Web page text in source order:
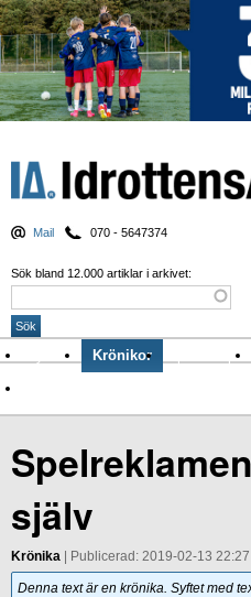
Mail 070 - 5647374
Sök bland 12.000 artiklar i arkivet:
Nyheter Krönikor Sport & spel
själv
Krönika | Publicerad: 2019-02-13 22:27
Denna text är en krönika. Syftet med